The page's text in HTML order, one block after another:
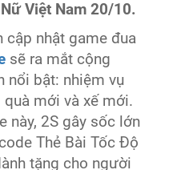
Việt Nam 20/10.
nhật game đua
sẽ ra mắt cộng
nổi bật: nhiệm vụ
mới và xế mới.
này, 2S gây sốc lớn
Thẻ Bài Tốc Độ
tặng cho người